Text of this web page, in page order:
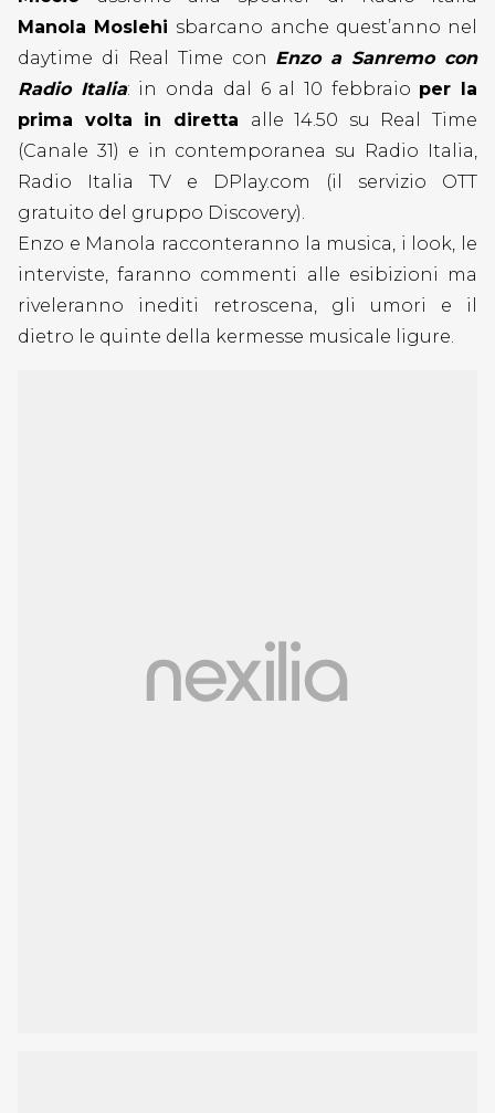
Manola Moslehi sbarcano anche quest’anno nel
daytime di Real Time con Enzo a Sanremo con
Radio Italia: in onda dal 6 al 10 febbraio per la
prima volta in diretta alle 14.50 su Real Time
(Canale 31) e in contemporanea su Radio Italia,
Radio Italia TV e DPlay.com (il servizio OTT
gratuito del gruppo Discovery).
Enzo e Manola racconteranno la musica, i look, le
interviste, faranno commenti alle esibizioni ma
riveleranno inediti
retroscena, gli umori e il
dietro le quinte della kermesse musicale ligure.